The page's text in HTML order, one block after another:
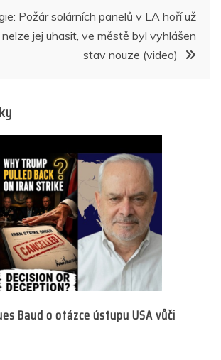
Požár solárních panelů v LA hoří už
jej uhasit, ve městě byl vyhlášen
stav nouze (video)
Baud o otázce ústupu USA vůči